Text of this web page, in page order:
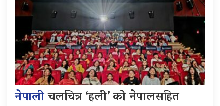
नेपालीचलचित्र ‘हली’ को नेपालसहित